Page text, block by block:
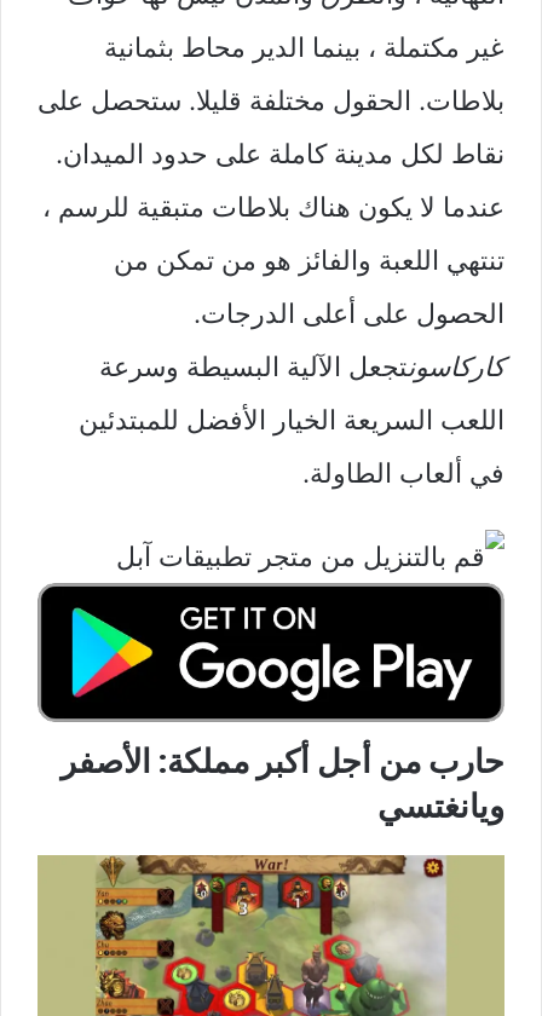
غير مكتملة ، بينما الدير محاط بثمانية
بلاطات. الحقول مختلفة قليلا. ستحصل على
نقاط لكل مدينة كاملة على حدود الميدان.
عندما لا يكون هناك بلاطات متبقية للرسم ،
تنتهي اللعبة والفائز هو من تمكن من
الحصول على أعلى الدرجات.
كاركاسونتجعل الآلية البسيطة وسرعة
اللعب السريعة الخيار الأفضل للمبتدئين
في ألعاب الطاولة.
حارب من أجل أكبر مملكة: الأصفر
ويانغتسي